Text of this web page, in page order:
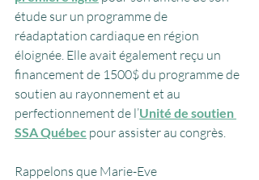
étude sur un programme de
réadaptation cardiaque en région
éloignée. Elle avait également reçu un
financement de 1500$ du programme de
soutien au rayonnement et au
perfectionnement de l’Unité de soutien
SSA Québec pour assister au congrès.
Rappelons que Marie-Eve